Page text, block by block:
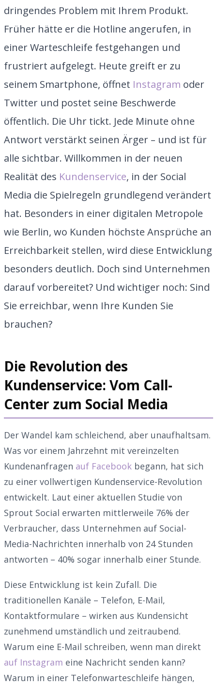
dringendes Problem mit Ihrem Produkt.
Früher hätte er die Hotline angerufen, in
einer Warteschleife festgehangen und
frustriert aufgelegt. Heute greift er zu
seinem Smartphone, öffnet Instagram oder
Twitter und postet seine Beschwerde
öffentlich. Die Uhr tickt. Jede Minute ohne
Antwort verstärkt seinen Ärger – und ist für
alle sichtbar. Willkommen in der neuen
Realität des Kundenservice, in der Social
Media die Spielregeln grundlegend verändert
hat. Besonders in einer digitalen Metropole
wie Berlin, wo Kunden höchste Ansprüche an
Erreichbarkeit stellen, wird diese Entwicklung
besonders deutlich. Doch sind Unternehmen
darauf vorbereitet? Und wichtiger noch: Sind
Sie erreichbar, wenn Ihre Kunden Sie
brauchen?
Die Revolution des
Kundenservice: Vom Call-
Center zum Social Media
Der Wandel kam schleichend, aber unaufhaltsam.
Was vor einem Jahrzehnt mit vereinzelten
Kundenanfragen auf Facebook begann, hat sich
zu einer vollwertigen Kundenservice-Revolution
entwickelt. Laut einer aktuellen Studie von
Sprout Social erwarten mittlerweile 76% der
Verbraucher, dass Unternehmen auf Social-
Media-Nachrichten innerhalb von 24 Stunden
antworten – 40% sogar innerhalb einer Stunde.
Diese Entwicklung ist kein Zufall. Die
traditionellen Kanäle – Telefon, E-Mail,
Kontaktformulare – wirken aus Kundensicht
zunehmend umständlich und zeitraubend.
Warum eine E-Mail schreiben, wenn man direkt
auf Instagram eine Nachricht senden kann?
Warum in einer Telefonwarteschleife hängen,